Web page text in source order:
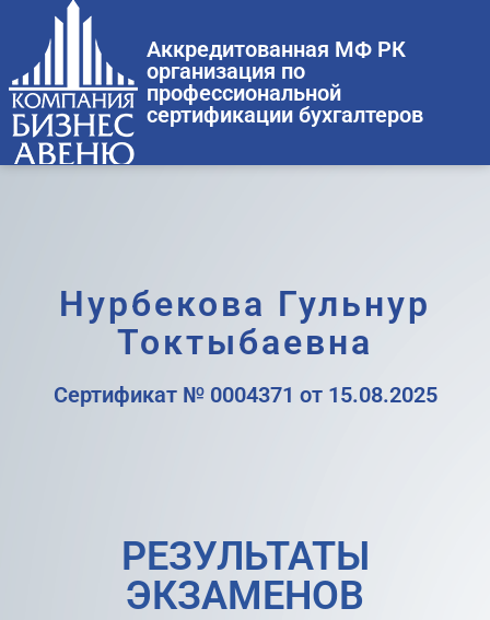
Аккредитованная МФ РК
организация по
профессиональной
сертификации бухгалтеров
Нурбекова Гульнур
Токтыбаевна
Сертификат № 0004371 от 15.08.2025
РЕЗУЛЬТАТЫ
ЭКЗАМЕНОВ